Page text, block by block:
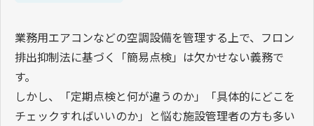
業務用エアコンなどの空調設備を管理する上で、フロン
排出抑制法に基づく「簡易点検」は欠かせない義務で
す。
しかし、「定期点検と何が違うのか」「具体的にどこを
チェックすればいいのか」と悩む施設管理者の方も多い